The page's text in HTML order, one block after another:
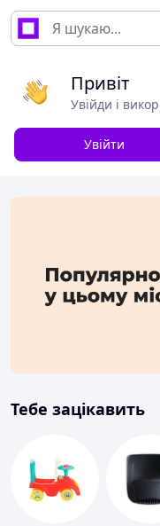
Привіт
Увійди і
Увійти
Тебе зацікавить